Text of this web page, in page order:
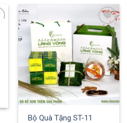
Add to
wishlist
Bộ Quà Tặng ST-11